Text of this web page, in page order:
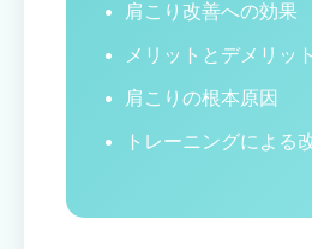
肩こり改善への効果
メリットとデメリット
肩こりの根本原因
トレーニングによる